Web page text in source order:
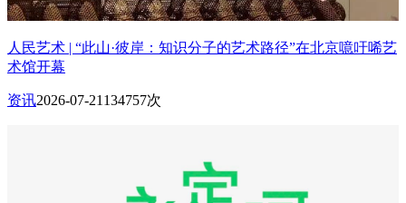
人民艺术 | “此山·彼岸：知识分子的艺术路径”在北京噫吁唏艺
术馆开幕
资讯2026-07-21 134757次